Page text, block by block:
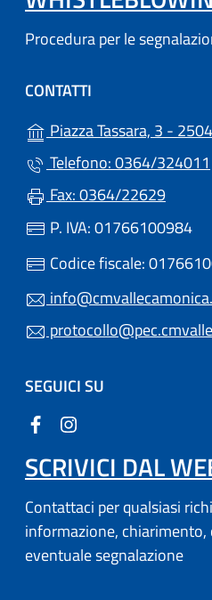
Procedura per le
CONTATTI
Piazza Tassara, 3 -
Telefono: 0364/324011
Fax: 0364/22629
P. IVA: 01766100984
Codice fiscale:
SEGUICI SU
SCRIVICI DAL
Contattaci per qualsiasi
informazione,
eventuale segnalazione